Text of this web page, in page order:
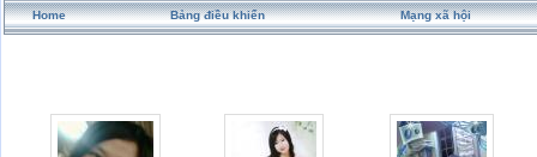
Home Bảng điều khiển Mạng xã hội